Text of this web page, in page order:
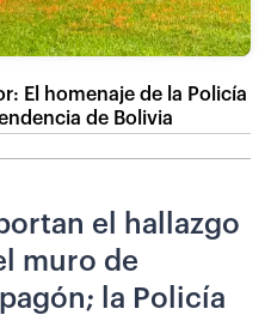
El homenaje de la Policía
de Bolivia
el hallazgo
muro de
la Policía